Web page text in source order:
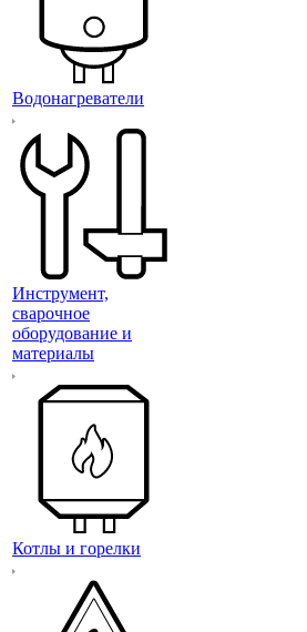
Водонагреватели
Инструмент,
сварочное
оборудование и
материалы
Котлы и горелки